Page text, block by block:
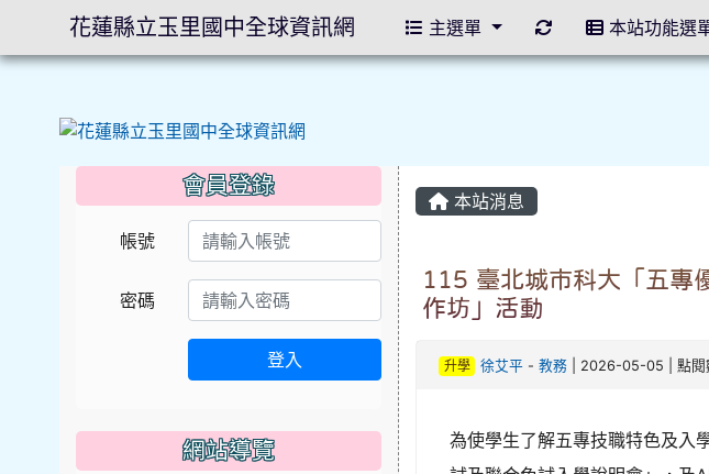
本站消息
115 臺北城市科大「五專
作坊」活動
升學 徐艾平 -教務 | 2026-05-05 | 點閱
為使學生了解五專技職特色及入
會員登錄
帳號
密碼
登入
網站導覽
花蓮縣立玉里國中全球資訊網 主選單 重新取得佈景設定
本站功能選